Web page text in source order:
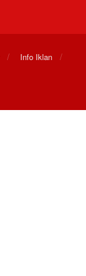
Info Iklan